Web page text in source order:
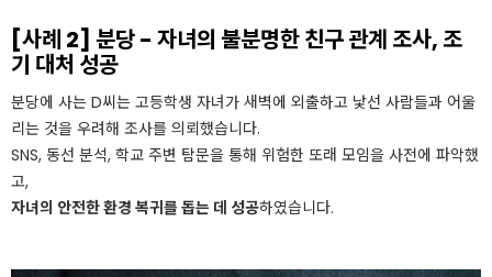
[사례 2] 분당 - 자녀의 불분명한 친구 관계 조사, 조
기 대처 성공
분당에 사는 D씨는 고등학생 자녀가 새벽에 외출하고 낯선 사람들과 어울
리는 것을 우려해 조사를 의뢰했습니다.
SNS, 동선 분석, 학교 주변 탐문을 통해 위험한 또래 모임을 사전에 파악했
고,
자녀의 안전한 환경 복귀를 돕는 데 성공하였습니다.